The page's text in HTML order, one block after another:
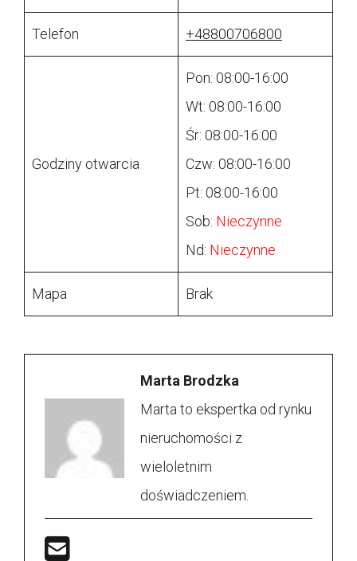
Telefon +48800706800
Godziny otwarcia
Pon: 08:00-16:00
Wt: 08:00-16:00
Śr: 08:00-16:00
Czw: 08:00-16:00
Pt: 08:00-16:00
Sob: Nieczynne
Nd: Nieczynne
Mapa Brak
Marta Brodzka
Marta to ekspertka od rynku
nieruchomości z
wieloletnim
doświadczeniem.